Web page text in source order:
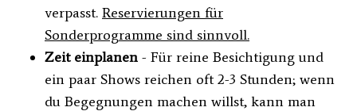
verpasst. Reservierungen für
Sonderprogramme sind sinnvoll.
Zeit einplanen - Für reine Besichtigung und
ein paar Shows reichen oft 2-3 Stunden; wenn
du Begegnungen machen willst, kann man